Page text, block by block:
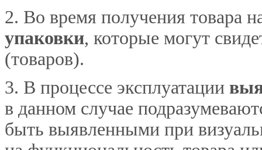
2. Во время получения товара
упаковки, которые могут
(товаров).
3. В процессе эксплуатации
в данном случае
быть выявленными при